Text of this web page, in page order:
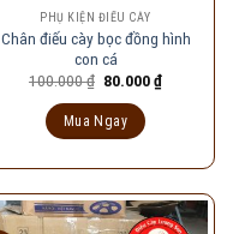
PHỤ KIỆN ĐIẾU CÀY
Chân điếu cày bọc đồng hình
con cá
100.000₫ Giá
100.000 ₫.
80.000₫Giá
Mua Ngay